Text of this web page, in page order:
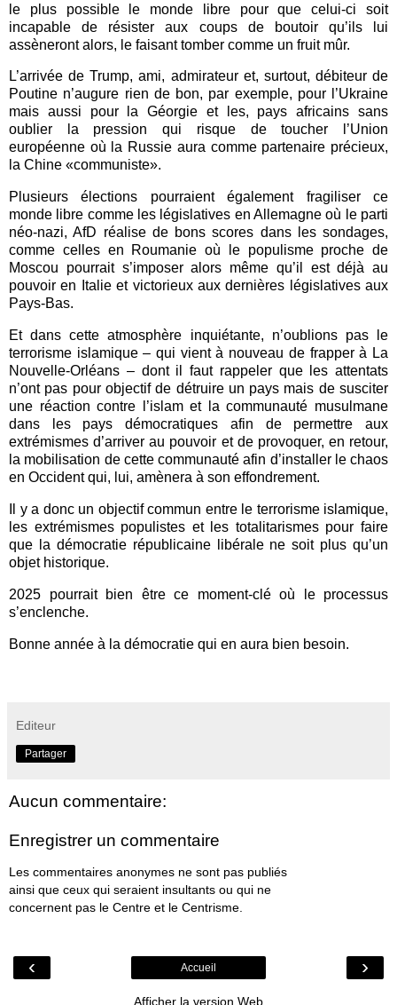
le plus possible le monde libre pour que celui-ci soit
incapable de résister aux coups de boutoir qu’ils lui
assèneront alors, le faisant tomber comme un fruit mûr.
L’arrivée de Trump, ami, admirateur et, surtout, débiteur de
Poutine n’augure rien de bon, par exemple, pour l’Ukraine
mais aussi pour la Géorgie et les, pays africains sans
oublier la pression qui risque de toucher l’Union
européenne où la Russie aura comme partenaire précieux,
la Chine «communiste».
Plusieurs élections pourraient également fragiliser ce
monde libre comme les législatives en Allemagne où le parti
néo-nazi, AfD réalise de bons scores dans les sondages,
comme celles en Roumanie où le populisme proche de
Moscou pourrait s’imposer alors même qu’il est déjà au
pouvoir en Italie et victorieux aux dernières législatives aux
Pays-Bas.
Et dans cette atmosphère inquiétante, n’oublions pas le
terrorisme islamique – qui vient à nouveau de frapper à La
Nouvelle-Orléans – dont il faut rappeler que les attentats
n’ont pas pour objectif de détruire un pays mais de susciter
une réaction contre l’islam et la communauté musulmane
dans les pays démocratiques afin de permettre aux
extrémismes d’arriver au pouvoir et de provoquer, en retour,
la mobilisation de cette communauté afin d’installer le chaos
en Occident qui, lui, amènera à son effondrement.
Il y a donc un objectif commun entre le terrorisme islamique,
les extrémismes populistes et les totalitarismes pour faire
que la démocratie républicaine libérale ne soit plus qu’un
objet historique.
2025 pourrait bien être ce moment-clé où le processus
s’enclenche.
Bonne année à la démocratie qui en aura bien besoin.
Editeur
Partager
Aucun commentaire:
Enregistrer un commentaire
Les commentaires anonymes ne sont pas publiés
ainsi que ceux qui seraient insultants ou qui ne
concernent pas le Centre et le Centrisme.
‹ ›
Accueil
Afficher la version Web